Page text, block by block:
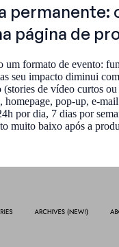
permanente:
página de
um formato de evento:
seu impacto diminui
(stories de vídeo curtos
homepage, pop-up, e-
por dia, 7 dias por
muito baixo após a